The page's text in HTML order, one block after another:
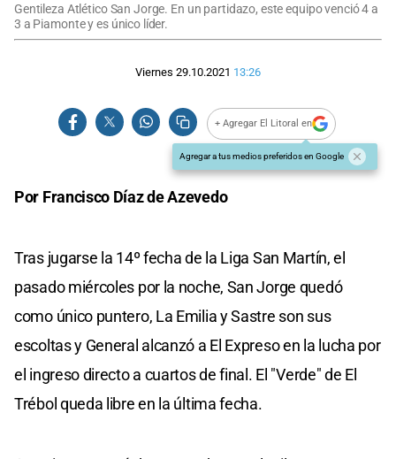
Gentileza Atlético San Jorge. En un partidazo, este equipo venció 4 a
3 a Piamonte y es único líder.
Viernes 29.10.2021 13:26
+ Agregar El Litoral en
Agregar a tus medios preferidos en Google
Por Francisco Díaz de Azevedo
Tras jugarse la 14º fecha de la Liga San Martín, el
pasado miércoles por la noche, San Jorge quedó
como único puntero, La Emilia y Sastre son sus
escoltas y General alcanzó a El Expreso en la lucha por
el ingreso directo a cuartos de final. El "Verde" de El
Trébol queda libre en la última fecha.